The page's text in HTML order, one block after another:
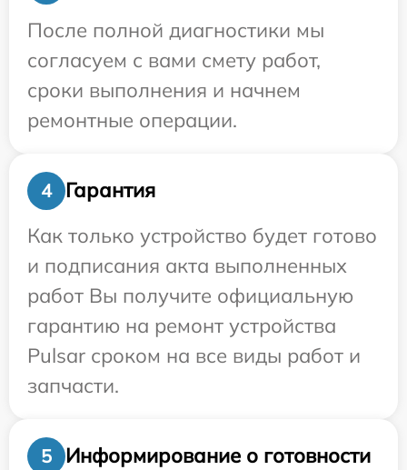
После полной диагностики мы
согласуем с вами смету работ,
сроки выполнения и начнем
ремонтные операции.
4
Гарантия
Как только устройство будет готово
и подписания акта выполненных
работ Вы получите официальную
гарантию на ремонт устройства
Pulsar сроком на все виды работ и
запчасти.
5
Информирование о готовности